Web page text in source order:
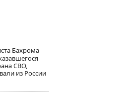
Бахрома
СВО,
из России